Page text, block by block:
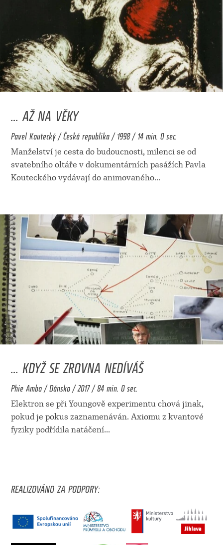
... AŽ NA VĚKY
Pavel Koutecký / Česká republika / 1998 / 14 min. 0 sec.
Manželství je cesta do budoucnosti, milenci se od
svatebního oltáře v dokumentárních pasážích Pavla
Kouteckého vydávají do animovaného...
... KDYŽ SE ZROVNA NEDÍVÁŠ
Phie Ambo / Dánsko / 2017 / 84 min. 0 sec.
Elektron se při Youngově experimentu chová jinak,
pokud je pokus zaznamenáván. Axiomu z kvantové
fyziky podřídila natáčení...
REALIZOVÁNO ZA PODPORY: